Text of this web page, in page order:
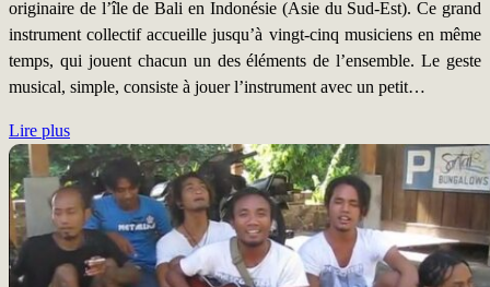
originaire de l’île de Bali en Indonésie (Asie du Sud-Est). Ce grand
instrument collectif accueille jusqu’à vingt-cinq musiciens en même
temps, qui jouent chacun un des éléments de l’ensemble. Le geste
musical, simple, consiste à jouer l’instrument avec un petit…
Lire plus